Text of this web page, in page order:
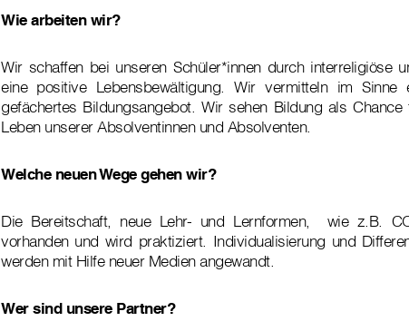
Wie arbeiten wir?
Wir schaffen bei unseren Schüler*innen durch interreligiöse
eine positive Lebensbewältigung. Wir vermitteln im
gefächertes Bildungsangebot. Wir sehen Bildung als
Leben unserer Absolventinnen und Absolventen.
Welche neuen Wege gehen wir?
Die Bereitschaft, neue Lehr- und Lernformen, wie z.B.
vorhanden und wird praktiziert. Individualisierung und
werden mit Hilfe neuer Medien angewandt.
Wer sind unsere Partner?